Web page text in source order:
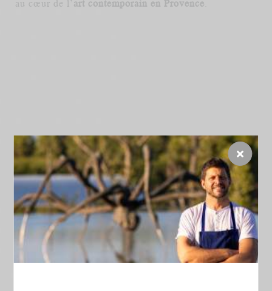
au cœur de l’ art contemporain en Provence